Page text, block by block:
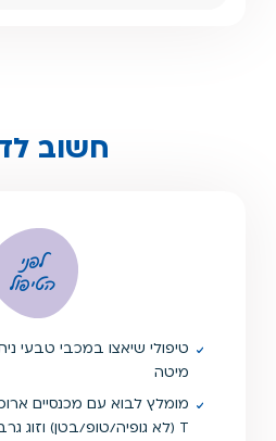
חשוב
לפני
הטיפול
טיפולי שיאצו במכבי טבעי
מיטה
מומלץ לבוא עם מכנסיים
T (לא גופיה/טופ/בטן) וזוג גרביים נוסף.